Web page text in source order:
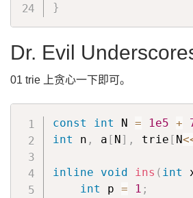
}
Dr. Evil
01 trie 上贪心一下即可。
const int N = 1e5 +
int n , a [ N] , trie [ N
inline void ins ( int
int p = 1 ;